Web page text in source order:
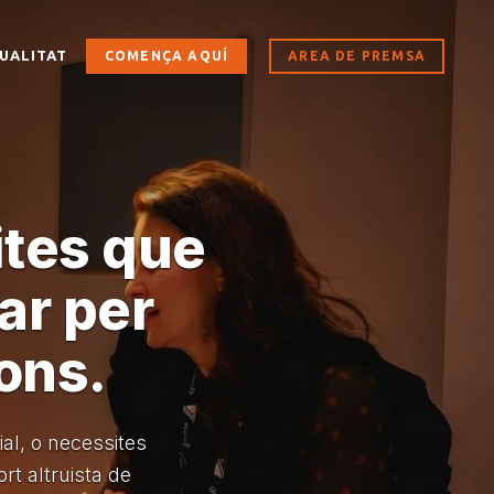
COMENÇA AQUÍ AREA DE PREMSA
que
per
o necessites
altruista de